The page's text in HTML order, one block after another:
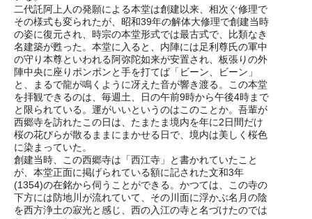
二代託阿上人の発願による本堂は創建以来、相次ぐ修理で
その様式も変られたが、昭和39年の解体大修理で創建当時
の姿に復元され、時宗の本堂形式では最古式で、比類なき
名建築が甦った。本堂に入ると、内陣には足利尊氏の軍中
の守り本尊といわれる阿弥陀如来が安置され、板張りの外
陣中央に座りポンポンと手を打てば「ビーン、ビーン」
と、まるで龍が鳴くように冴えた音が響き渡る。この本堂
を拝観できるのは、毎週土、日の午前9時から午後4時まで
と限られている。運がいいというのはこのことか。吾輩が
西郷寺を訪れたこの日は、たまたま境内を年に2日間だけ
桜の花びらが散るままにまかせる日で、境内は美しく桜色
に染まっていた。
創建当時、この西郷寺は「西江寺」と書かれていたこと
が、本堂正面に掲げられている額に記された文和3年
(1354)の在銘から伺うことができる。かつては、この寺の
下方には防地川が流れていて、その川面に浮かぶ名月の陰
を西方浄土の寂光と感じ、西の入江の寺と名づけたのでは